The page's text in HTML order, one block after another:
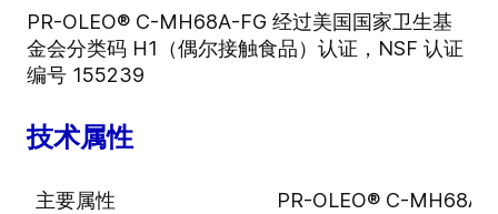
PR-OLEO® C-MH68A-FG 经过美国国家卫生基
金会分类码 H1（偶尔接触食品）认证，NSF 认证
编号 155239
技术属性
主要属性
PR-OLEO® C-MH68A